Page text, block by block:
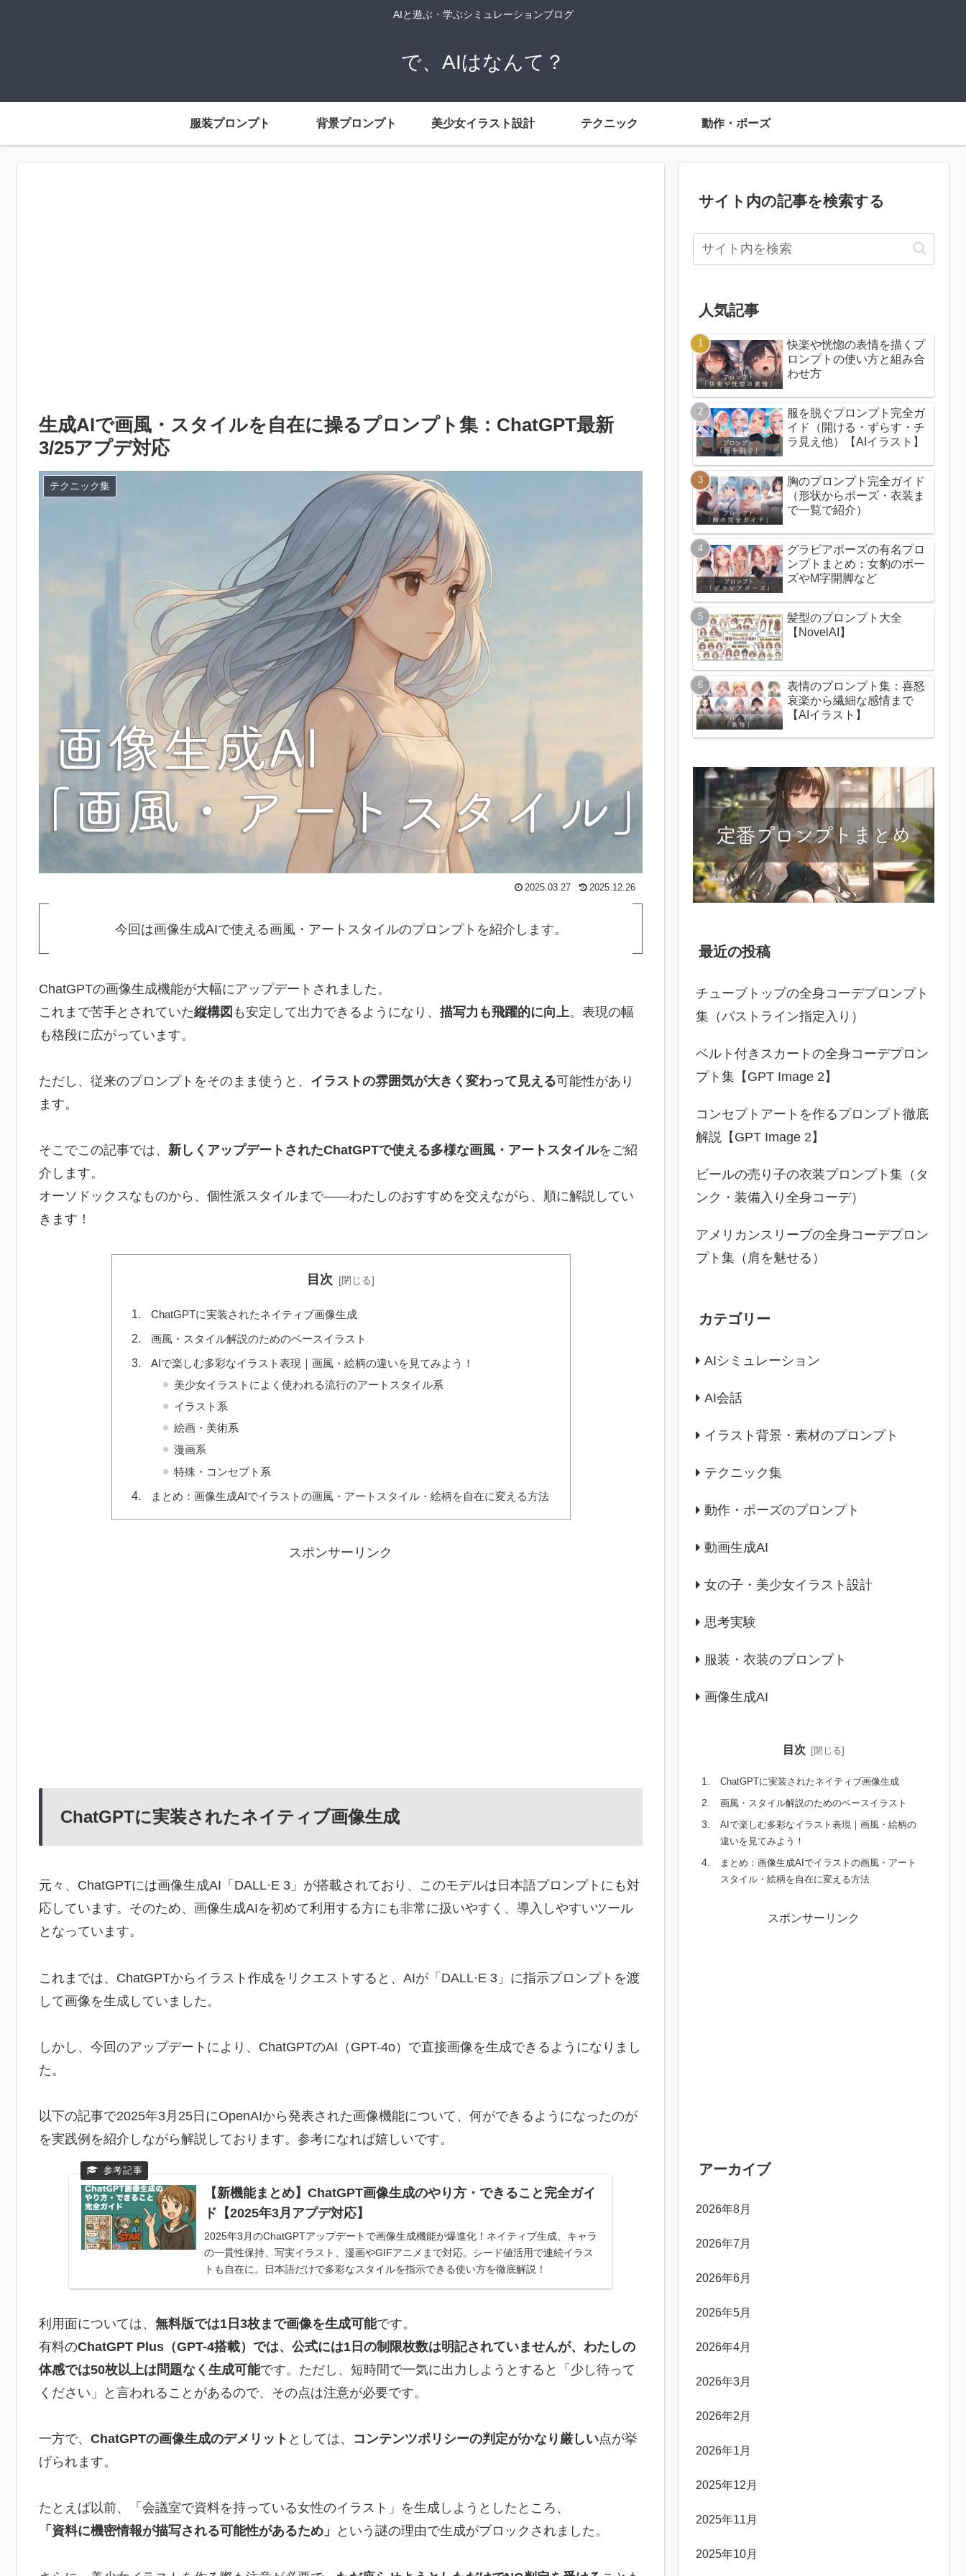
AIと遊ぶ・学ぶシミュレーションブログ
で、AIはなんて？
服装プロンプト 背景プロンプト 美少女イラスト設計 テクニック 動作・ポーズ
生成AIで画風・スタイルを自在に操るプロンプト集：ChatGPT最新
3/25アプデ対応
テクニック集
2025.03.27 2025.12.26
今回は画像生成AIで使える画風・アートスタイルのプロンプトを紹介します。
ChatGPTの画像生成機能が大幅にアップデートされました。
これまで苦手とされていた縦構図 も安定して出力できるようになり、 描写力も飛躍的に向上。表現の幅
も格段に広がっています。
ただし、従来のプロンプトをそのまま使うと、 イラストの雰囲気が大きく変わって見える可能性があり
ます。
そこでこの記事では、 新しくアップデートされたChatGPTで使える多様な画風・アートスタイルをご紹
介します。
オーソドックスなものから、個性派スタイルまで――わたしのおすすめを交えながら、順に解説してい
きます！
目次
ChatGPTに実装されたネイティブ画像生成
画風・スタイル解説のためのベースイラスト
AIで楽しむ多彩なイラスト表現｜画風・絵柄の違いを見てみよう！
美少女イラストによく使われる流行のアートスタイル系
イラスト系
絵画・美術系
漫画系
特殊・コンセプト系
まとめ：画像生成AIでイラストの画風・アートスタイル・絵柄を自在に変える方法
スポンサーリンク
ChatGPTに実装されたネイティブ画像生成
元々、ChatGPTには画像生成AI「DALL·E 3」が搭載されており、このモデルは日本語プロンプトにも対
応しています。そのため、画像生成AIを初めて利用する方にも非常に扱いやすく、導入しやすいツール
となっています。
これまでは、ChatGPTからイラスト作成をリクエストすると、AIが「DALL·E 3」に指示プロンプトを渡
して画像を生成していました。
しかし、今回のアップデートにより、ChatGPTのAI（GPT-4o）で直接画像を生成できるようになりまし
た。
以下の記事で2025年3月25日にOpenAIから発表された画像機能について、何ができるようになったのが
を実践例を紹介しながら解説しております。参考になれば嬉しいです。
【新機能まとめ】ChatGPT画像生成のやり方・できること完全ガイ
ド【2025年3月アプデ対応】
2025年3月のChatGPTアップデートで画像生成機能が爆進化！ネイティブ生成、キャラ
の一貫性保持、写実イラスト、漫画やGIFアニメまで対応。シード値活用で連続イラス
トも自在に。日本語だけで多彩なスタイルを指示できる使い方を徹底解説！
利用面については、 無料版では1日3枚まで画像を生成可能です。
有料のChatGPT Plus（GPT-4搭載）では、公式には1日の制限枚数は明記されていませんが、わたしの
体感では50枚以上は問題なく生成可能です。ただし、短時間で一気に出力しようとすると「少し待って
ください」と言われることがあるので、その点は注意が必要です。
一方で、 ChatGPTの画像生成のデメリット としては、 コンテンツポリシーの判定がかなり厳しい点が挙
げられます。
たとえば以前、「会議室で資料を持っている女性のイラスト」を生成しようとしたところ、
「資料に機密情報が描写される可能性があるため」
という謎の理由で生成がブロックされました。
サイト内の記事を検索する
人気記事
快楽や恍惚の表情を描くプ
ロンプトの使い方と組み合
わせ方
服を脱ぐプロンプト完全ガ
イド（開ける・ずらす・チ
ラ見え他）【AIイラスト】
胸のプロンプト完全ガイド
（形状からポーズ・衣装ま
で一覧で紹介）
グラビアポーズの有名プロ
ンプトまとめ：女豹のポー
ズやM字開脚など
髪型のプロンプト大全
【NovelAI】
表情のプロンプト集：喜怒
哀楽から繊細な感情まで
【AIイラスト】
最近の投稿
チューブトップの全身コーデプロンプト
集（バストライン指定入り）
ベルト付きスカートの全身コーデプロン
プト集【GPT Image 2】
コンセプトアートを作るプロンプト徹底
解説【GPT Image 2】
ビールの売り子の衣装プロンプト集（タ
ンク・装備入り全身コーデ）
アメリカンスリーブの全身コーデプロン
プト集（肩を魅せる）
カテゴリー
AIシミュレーション
AI会話
イラスト背景・素材のプロンプト
テクニック集
動作・ポーズのプロンプト
動画生成AI
女の子・美少女イラスト設計
思考実験
服装・衣装のプロンプト
画像生成AI
目次
ChatGPTに実装されたネイティブ画像生成
画風・スタイル解説のためのベースイラスト
AIで楽しむ多彩なイラスト表現｜画風・絵柄の
違いを見てみよう！
まとめ：画像生成AIでイラストの画風・アート
スタイル・絵柄を自在に変える方法
スポンサーリンク
アーカイブ
2026年8月
2026年7月
2026年6月
2026年5月
2026年4月
2026年3月
2026年2月
2026年1月
2025年12月
2025年11月
2025年10月